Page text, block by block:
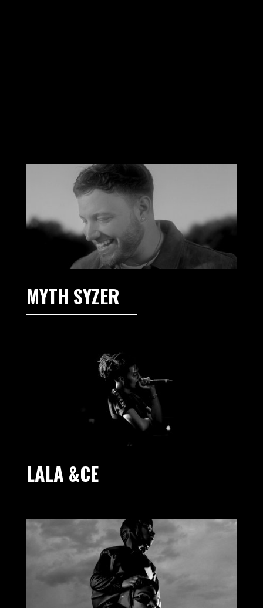
MYTH SYZER
LALA &CE